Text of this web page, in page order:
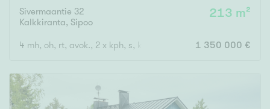
Hyvä
Välttävä
Sivermaantie 32
Kalkkiranta, Sipoo
213 m²
4 mh, oh, rt, avok., 2 x kph, s, khh, 3 x wc, terassi1 350 000 €